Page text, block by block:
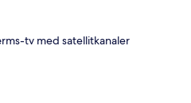
tv med satellitkanaler